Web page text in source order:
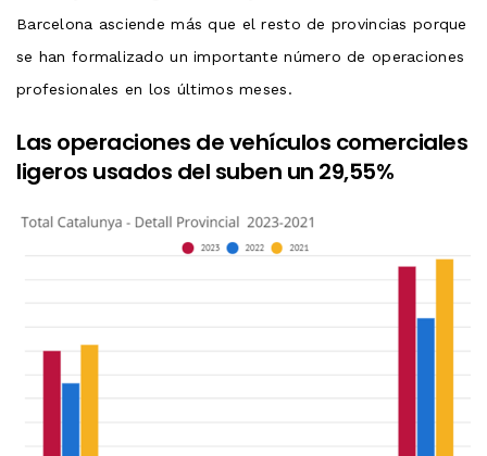
Barcelona asciende más que el resto de provincias porque
se han formalizado un importante número de operaciones
profesionales en los últimos meses.
Las operaciones de vehículos comerciales
ligeros usados ​​del suben un 29,55%